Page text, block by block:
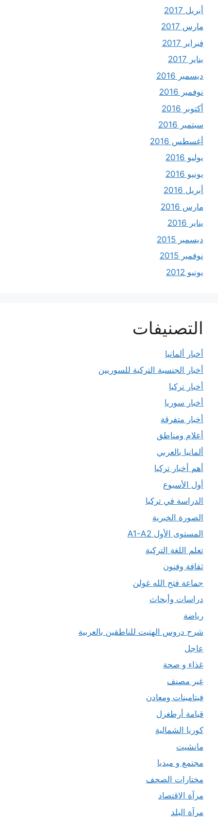
أبريل 2017
مارس 2017
فبراير 2017
يناير 2017
ديسمبر 2016
نوفمبر 2016
أكتوبر 2016
سبتمبر 2016
أغسطس 2016
يوليو 2016
يونيو 2016
أبريل 2016
مارس 2016
يناير 2016
ديسمبر 2015
نوفمبر 2015
يونيو 2012
التصنيفات
أخبار ألمانيا
أخبار الجنسية التركية للسوريين
أخبار تركيا
أخبار سوريا
أخبار متفرقة
أعلام ومناطق
ألمانيا بالعربي
أهم أخبار تركيا
أول الأسبوع
الدراسة في تركيا
الصورة الخبرية
المستوى الأول A1-A2
تعلم اللغة التركية
ثقافة وفنون
جماعة فتح الله غولن
دراسات وأبحاث
رياضة
شرح دروس الهتيت للناطقين بالعربية
عاجل
غذاء و صحة
غير مصنف
فيتامينات ومعادن
قيامة أرطغرل
كوريا الشمالية
مانشيت
مجتمع و ميديا
مختارات الصحف
مرآة الاقتصاد
مرآة البلد